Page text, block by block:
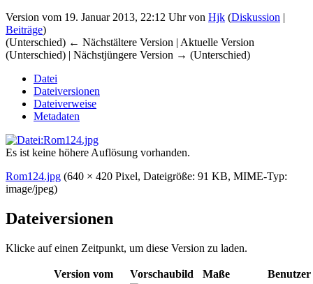
Version vom 19. Januar 2013, 22:12 Uhr von Hjk (Diskussion |
Beiträge)
(Unterschied) ← Nächstältere Version | Aktuelle Version
(Unterschied) | Nächstjüngere Version → (Unterschied)
Datei
Dateiversionen
Dateiverweise
Metadaten
Es ist keine höhere Auflösung vorhanden.
Rom124.jpg (640 × 420 Pixel, Dateigröße: 91 KB, MIME-Typ:
image/jpeg)
Dateiversionen
Klicke auf einen Zeitpunkt, um diese Version zu laden.
Version vom Vorschaubild Maße Benutzer